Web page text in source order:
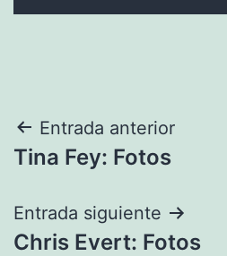
Navegación
de
entradas
Entrada anterior
Tina Fey: Fotos
Entrada siguiente
Chris Evert: Fotos